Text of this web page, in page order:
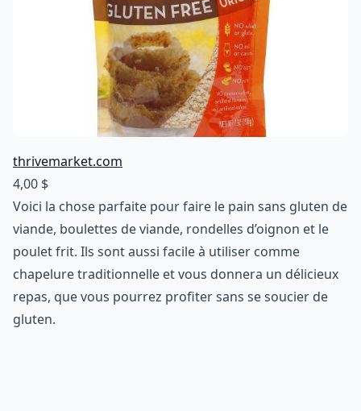
thrivemarket.com
4,00 $
Voici la chose parfaite pour faire le pain sans gluten de
viande, boulettes de viande, rondelles d’oignon et le
poulet frit. Ils sont aussi facile à utiliser comme
chapelure traditionnelle et vous donnera un délicieux
repas, que vous pourrez profiter sans se soucier de
gluten.